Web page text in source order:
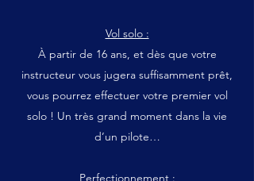
Vol solo :
À partir de 16 ans, et dès que votre
instructeur vous jugera suffisamment prêt,
vous pourrez effectuer votre premier vol
solo ! Un très grand moment dans la vie
d’un pilote…
Perfectionnement :